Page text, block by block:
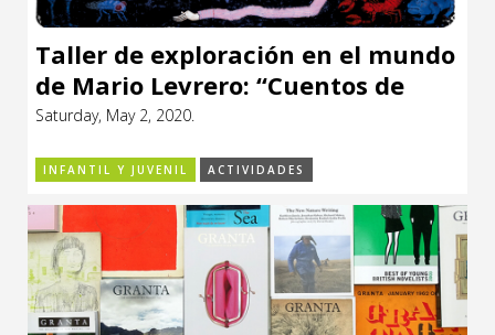
Taller de exploración en el mundo
de Mario Levrero: “Cuentos de
sueño y juegos despiertos”
Saturday, May 2, 2020.
INFANTIL Y JUVENIL ACTIVIDADES